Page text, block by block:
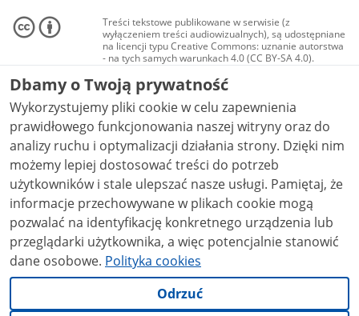
Treści tekstowe publikowane w serwisie (z
wyłączeniem treści audiowizualnych), są udostępniane
na licencji typu Creative Commons: uznanie autorstwa
- na tych samych warunkach 4.0 (CC BY-SA 4.0).
Materiały audiowizualne, w tym zdjęcia, materiały
audio i wideo, są udostępniane na licencji typu
Creative Commons: uznanie autorstwa użycie
niekomercyjne - bez utworów zależnych 4.0 (CC BY-
NC-ND 4.0), o ile nie jest to stwierdzone inaczej.
Dbamy o Twoją prywatność
Wykorzystujemy pliki cookie w celu zapewnienia
prawidłowego funkcjonowania naszej witryny oraz do
analizy ruchu i optymalizacji działania strony. Dzięki nim
możemy lepiej dostosować treści do potrzeb
użytkowników i stale ulepszać nasze usługi. Pamiętaj, że
informacje przechowywane w plikach cookie mogą
pozwalać na identyfikację konkretnego urządzenia lub
przeglądarki użytkownika, a więc potencjalnie stanowić
dane osobowe. Polityka cookies
Odrzuć